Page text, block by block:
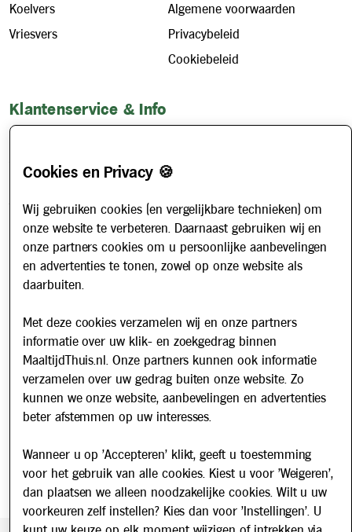
Koelvers
Vriesvers
Algemene voorwaarden
Privacybeleid
Cookiebeleid
Klantenservice & Info
Hoe werkt het?
Veelgestelde vragen
Over ons
Werken bij
Nieuws
Nieuwsbrief
Schrijf u in voor onze nieuwsbrief en blijf op de hoogte van
updates over Maaltijd Thuis!
E-mailadres
Cookies en Privacy 🍪
Wij gebruiken cookies (en vergelijkbare technieken) om
onze website te verbeteren. Daarnaast gebruiken wij en
onze partners cookies om u persoonlijke aanbevelingen
en advertenties te tonen, zowel op onze website als
daarbuiten.
Met deze cookies verzamelen wij en onze partners
informatie over uw klik- en zoekgedrag binnen
MaaltijdThuis.nl. Onze partners kunnen ook informatie
verzamelen over uw gedrag buiten onze website. Zo
kunnen we onze website, aanbevelingen en advertenties
beter afstemmen op uw interesses.
Wanneer u op 'Accepteren' klikt, geeft u toestemming
voor het gebruik van alle cookies. Kiest u voor 'Weigeren',
dan plaatsen we alleen noodzakelijke cookies. Wilt u uw
voorkeuren zelf instellen? Kies dan voor 'Instellingen'. U